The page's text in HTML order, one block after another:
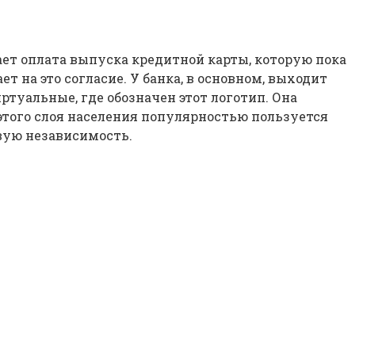
оплата выпуска кредитной карты, которую пока
на это согласие. У банка, в основном, выходит
где обозначен этот логотип. Она
слоя населения популярностью пользуется
независимость.